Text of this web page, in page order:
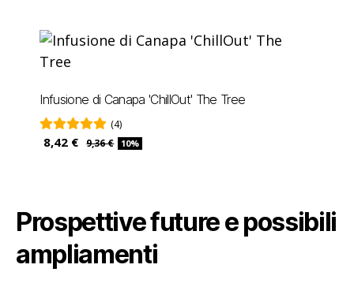
Infusione di Canapa 'ChillOut' The Tree
(4)
8,42 € 9,36 € 10%
Prospettive future e possibili
ampliamenti